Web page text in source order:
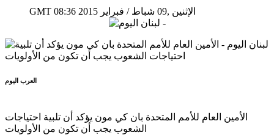
GMT 08:36 2015 الإثنين ,09 شباط / فبراير
العرب اليوم
الأمين العام للأمم المتحدة بان كي مون يؤكد أن تلبية احتياجات
الشعوب يجب أن تكون من الأولويات